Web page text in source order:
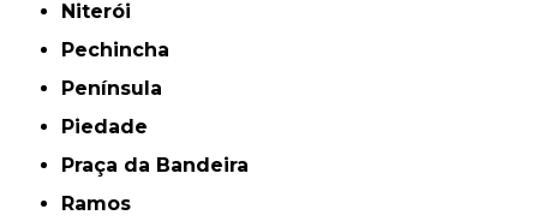
Niterói
Pechincha
Península
Piedade
Praça da Bandeira
Ramos